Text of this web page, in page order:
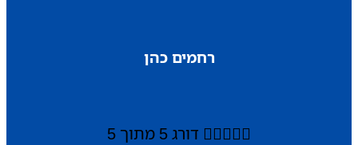
רחמים כהן
 דורג 5 מתוך 5